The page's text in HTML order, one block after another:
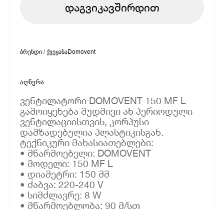
დაგვიკავშირდით
ბრენდი / ქვეყანაDomovent
აღწერა
ვენტილატორი DOMOVENT 150 MF L
გამოიყენება მუდმივი ან პერიოდული
ვენტილაციისთვის, კორპუსი
დამზადებულია პლასტიკისგან.
ტექნიკური მახასიათებლები:
• მწარმოებელი: DOMOVENT
• მოდელი: 150 MF L
• დიამეტრი: 150 მმ
• ძაბვა: 220-240 V
• სიმძლავრე: 8 W
• მწარმოებლობა: 90 მ/სთ